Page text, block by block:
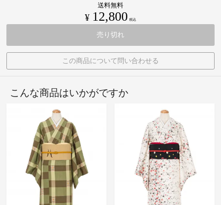
送料無料
¥ 12,800 税込
売り切れ
この商品について問い合わせる
こんな商品はいかがですか